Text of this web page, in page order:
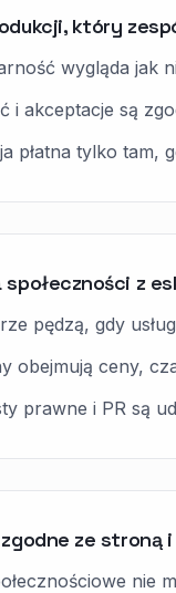
który
wygląda jak
i akceptacje są
płatna tylko tam,
społeczności z
pędzą, gdy
obejmują ceny,
prawne i PR są
ze stroną i
nie